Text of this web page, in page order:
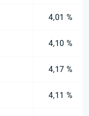
4,01 %
4,10 %
4,17 %
4,11 %